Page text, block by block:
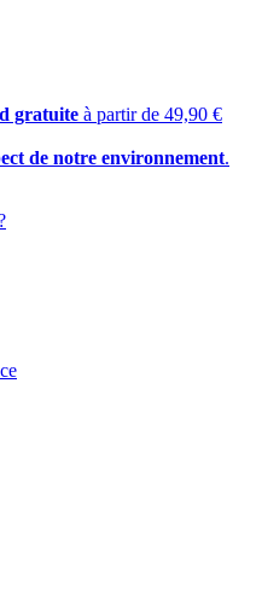
gratuite à partir de 49,90 €
de notre environnement.